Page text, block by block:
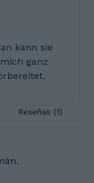
kann sie
ganz
Reseñas (1)